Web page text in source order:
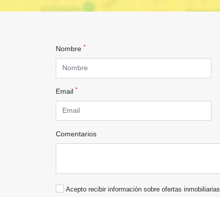
Nombre *
Email *
Comentarios
Acepto recibir información sobre ofertas inmobiliarias